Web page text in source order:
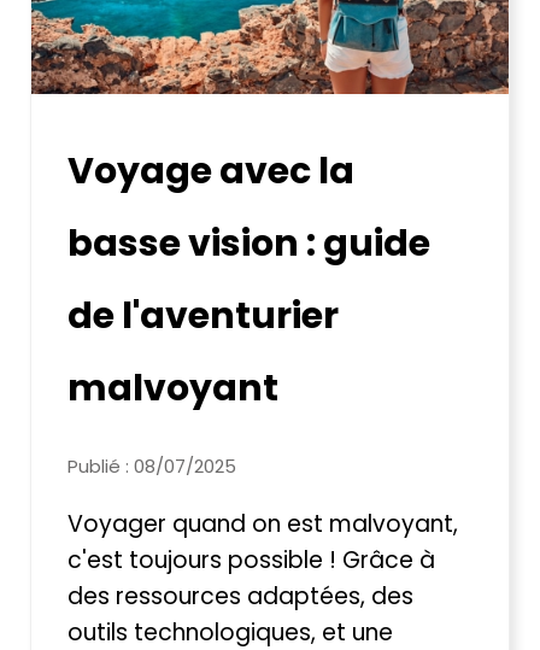
Voyage avec la
basse vision : guide
de l'aventurier
malvoyant
Publié : 08/07/2025
Voyager quand on est malvoyant,
c'est toujours possible ! Grâce à
des ressources adaptées, des
outils technologiques, et une